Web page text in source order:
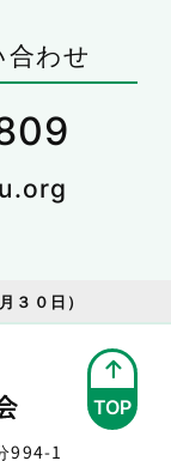
わせ
３０日）
TOP
994-1